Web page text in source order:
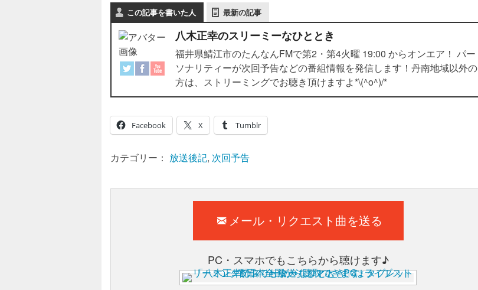
この記事を書いた人 最新の記事
八木正幸のスリーミーなひととき
福井県鯖江市のたんなんFMで第2・第4火曜 19:00 からオンエア！ パー
ソナリティーが次回予告などの番組情報を発信します！丹南地域以外の
方は、ストリーミングでお聴き頂けますよ*\(^o^)/*
Facebook X Tumblr
カテゴリー： 放送後記, 次回予告
メール・リクエスト曲を送る
PC・スマホでもこちらから聴けます♪